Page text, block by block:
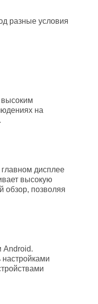
разные условия
высоким
на
дисплее
высокую
обзор, позволяя
Android.
настройками